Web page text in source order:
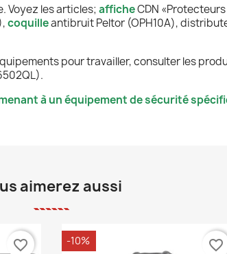
Voyez les articles; afficheCDN
coquilleantibruit Peltor (OPH10A),
pour travailler, consulter les
à un équipement de sécurité
aimerez aussi
favorite_border -10% favorite_border